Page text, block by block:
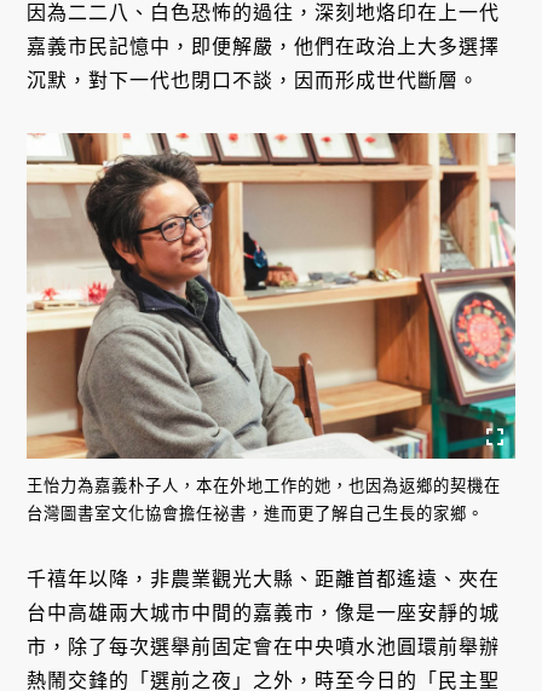
因為二二八、白色恐怖的過往，深刻地烙印在上一代
嘉義市民記憶中，即便解嚴，他們在政治上大多選擇
沉默，對下一代也閉口不談，因而形成世代斷層。
王怡力為嘉義朴子人，本在外地工作的她，也因為返鄉的契機在
台灣圖書室文化協會擔任祕書，進而更了解自己生長的家鄉。
千禧年以降，非農業觀光大縣、距離首都遙遠、夾在
台中高雄兩大城市中間的嘉義市，像是一座安靜的城
市，除了每次選舉前固定會在中央噴水池圓環前舉辦
熱鬧交鋒的「選前之夜」之外，時至今日的「民主聖